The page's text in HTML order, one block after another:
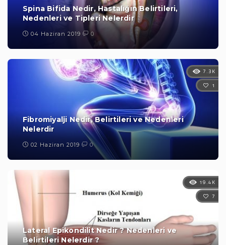
Spina Bifida Nedir, Hastalığın Belirtileri,
Nedenleri ve Tipleri Nelerdir
04 Haziran 2019 0
7.3K
1
Fibromiyalji Nedir, Belirtileri ve Nedenleri
Nelerdir
02 Haziran 2019 0
19.4K
7
Lateral Epikondilit Nedir ? Nedenleri ve
Belirtileri Nelerdir ?